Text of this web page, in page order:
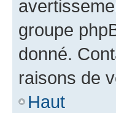
groupe
donné.
raisons de
Haut